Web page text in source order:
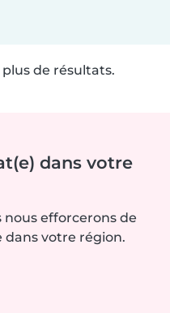
de résultats.
dans votre
efforcerons de
votre région.